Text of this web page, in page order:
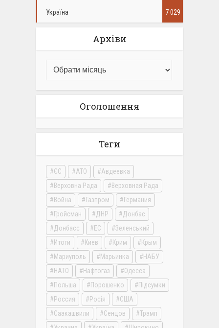
Україна 7 029
Архіви
Оголошення
Теги
ЄС АТО
Авдеевка
Верховна Рада
Верховная Рада
Война
Газпром
Германия
Гройсман
ДНР
Донбас
Донбасс
ЕС
Зеленський
Итоги
Киев Крим
Крым
Мариуполь
Марьинка
НАБУ
НАТО
Нафтогаз
Одесса
Польша
Порошенко
Підсумки
Россия
Росія
США
Саакашвили
Сенцов
Трамп